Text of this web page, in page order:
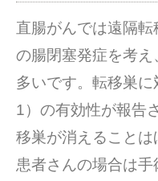
直腸がんでは遠隔
の腸閉塞発症を考
多いです。転移巣に
1）の有効性が報告
移巣が消えること
患者さんの場合は